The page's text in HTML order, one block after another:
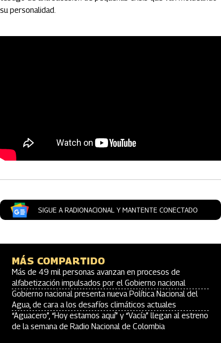
su personalidad.
Artículos Player
SIGUE A RADIONACIONAL Y MANTENTE CONECTADO
MÁS COMPARTIDO
Más de 49 mil personas avanzan en procesos de
alfabetización impulsados por el Gobierno nacional
Gobierno nacional presenta nueva Política Nacional del
Agua, de cara a los desafíos climáticos actuales
“Aguacero”, “Hoy estamos aquí” y “Vacía” llegan al estreno
de la semana de Radio Nacional de Colombia